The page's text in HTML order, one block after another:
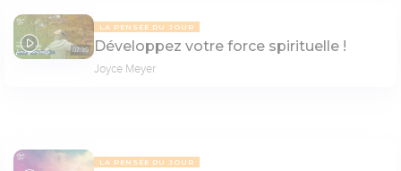
07:39
LA PENSÉE DU JOUR
Développez votre force spirituelle !
Joyce Meyer
LA PENSÉE DU JOUR